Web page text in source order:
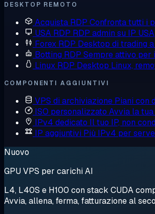
DESKTOP REMOTO
Acquista RDP Confronta tutti i
USA RDP RDP admin su IP USA
Forex RDP Desktop di trading
Botting RDP Sempre attivo per
Linux RDP Desktop Linux,
COMPONENTI AGGIUNTIVI
VPS di archiviazione Piani con
ISO personalizzato Avvia la
IPv4 dedicato Il tuo IP, non
IP aggiuntivi Più IPv4 per
Nuovo
GPU VPS per carichi AI
L4, L40S e H100 con stack CUDA
Avvia, allena, ferma, fatturazione al